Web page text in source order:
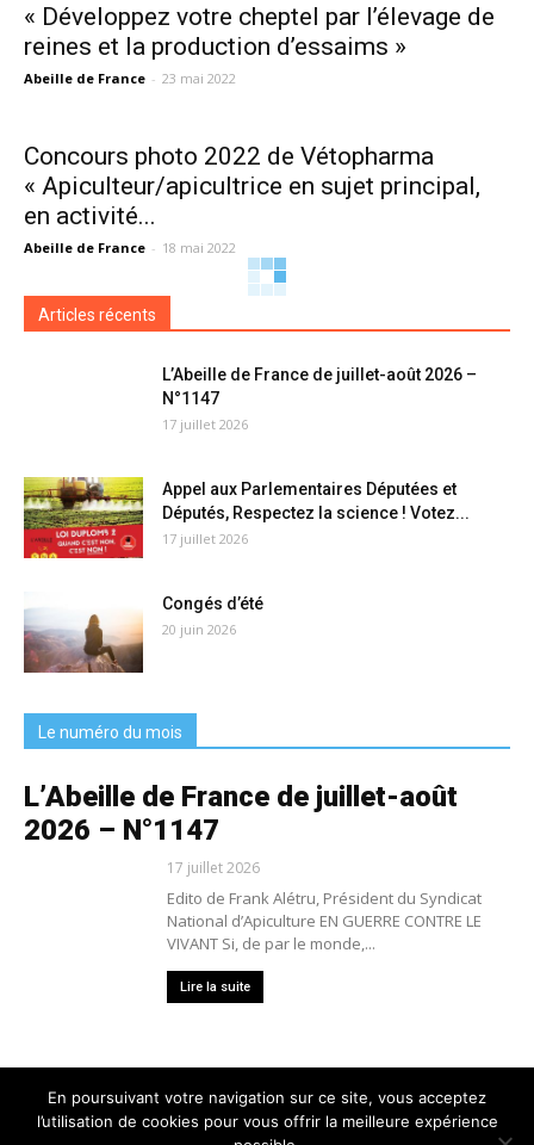
« Développez votre cheptel par l’élevage de
reines et la production d’essaims »
Abeille de France - 23 mai 2022
Concours photo 2022 de Vétopharma
« Apiculteur/apicultrice en sujet principal,
en activité...
Abeille de France - 18 mai 2022
Articles récents
L’Abeille de France de juillet-août 2026 –
N°1147
17 juillet 2026
Appel aux Parlementaires Députées et
Députés, Respectez la science ! Votez...
17 juillet 2026
Congés d’été
20 juin 2026
Le numéro du mois
L’Abeille de France de juillet-août
2026 – N°1147
17 juillet 2026
Edito de Frank Alétru, Président du Syndicat
National d’Apiculture EN GUERRE CONTRE LE
VIVANT Si, de par le monde,...
Lire la suite
Nous contacter
Conditions générales de vente
En poursuivant votre navigation sur ce site, vous acceptez
l’utilisation de cookies pour vous offrir la meilleure expérience